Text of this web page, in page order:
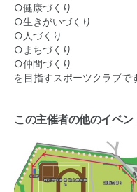
○健康づくり
○生きがいづくり
○人づくり
○まちづくり
○仲間づくり
を目指すスポーツクラブで
この主催者の他のイベン